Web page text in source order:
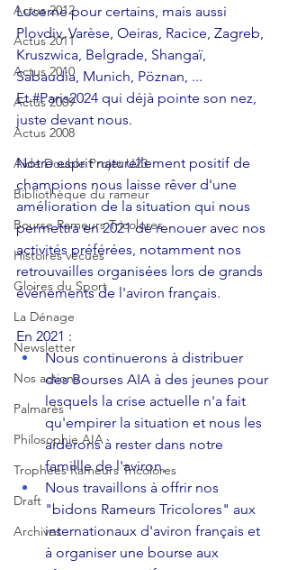
Actus 2012
Actus 2011
Actus 2010
Actus 2009
Actus 2008
Aide Double Projet U23
Bibliothèque du rameur
Bourse Rameurs Tricolores
Histoires vécues
Gloires du Sport
La Dénage
Newsletter
Nos actions
Palmarès
Philosophie AIA
Trophées Rameurs Tricolores
Draft
Archives
Lucerne pour certains, mais aussi
Plovdiv, Varèse, Oeiras, Racice, Zagreb,
Kruszwica, Belgrade, Shangaï,
Sabaudia, Munich, Pöznan, ...
Et #Paris2024 qui déjà pointe son nez,
juste devant nous.
Notre esprit naturellement positif de
champions nous laisse rêver d'une
amélioration de la situation qui nous
permettra en 2021 de renouer avec nos
activités préférées, notamment nos
retrouvailles organisées lors de grands
évènements de l'aviron français.
En 2021 :
Nous continuerons à distribuer
des Bourses AIA à des jeunes pour
lesquels la crise actuelle n'a fait
qu'empirer la situation et nous les
aiderons à rester dans notre
famillle de l'aviron,
Nous travaillons à offrir nos
"bidons Rameurs Tricolores" aux
internationaux d'aviron français et
à organiser une bourse aux